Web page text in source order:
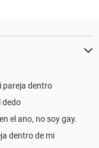
pareja dentro
dedo
el ano, no soy gay.
dentro de mi